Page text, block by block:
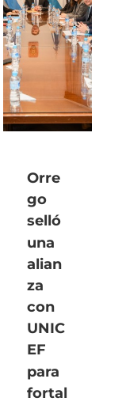
Orre
go
selló
una
alian
za
con
UNIC
EF
para
fortal